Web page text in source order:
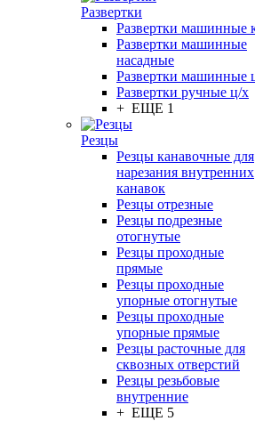
Развертки
Развертки машинные
Развертки машинные
насадные
Развертки машинные
Развертки ручные ц/х
+ ЕЩЕ 1
Резцы
Резцы канавочные для
нарезания внутренних
канавок
Резцы отрезные
Резцы подрезные
отогнутые
Резцы проходные
прямые
Резцы проходные
упорные отогнутые
Резцы проходные
упорные прямые
Резцы расточные для
сквозных отверстий
Резцы резьбовые
внутренние
+ ЕЩЕ 5